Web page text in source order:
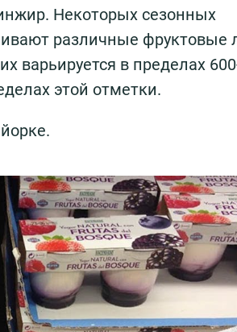
Некоторых сезонных
различные фруктовые
варьируется в пределах
этой отметки.